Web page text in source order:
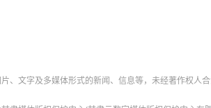
、文字及多媒体形式的新闻、信息等，未经著作权人